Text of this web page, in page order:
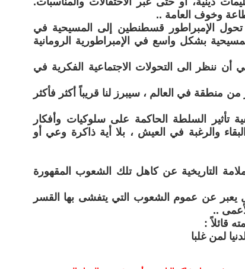
وخوف العامة ..
الإمبراطور قسطنطين إلى المسيحية في
بشكل واسع في الإمبراطورية الرومانية
أن ننظر الى التحولات الاجتماعية الفكرية في
منطقة في العالم ، سيبرز لنا قريباً أكثر فأكثر
تأثير السلطة الحاكمة على سلوكيات وأفكار
والرغبة في العيش ، بلا أية ذاكرة وعي أو
التاريخية عن كاهل تلك الشعوب المقهورة
يعبر عن عموم الشعوب التي يتفشى بها القسر
..
قائلاً :
لمن غلبا